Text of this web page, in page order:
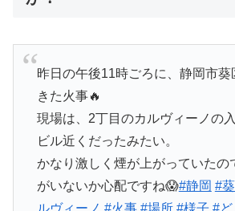
昨日の午後11時ごろに、静岡市葵
きた火事🔥
現場は、2丁目のカルヴィーノの
ビル近くだったみたい。
かなり激しく煙が上がっていたの
がいないか心配ですね😱#静岡 #